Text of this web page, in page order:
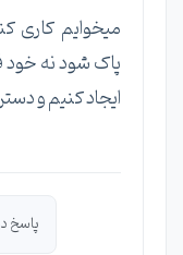
میخوایم کاری
پاک شود نه خود
ایجاد کنیم و
پاسخ در 1396/10/20